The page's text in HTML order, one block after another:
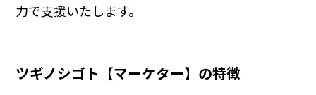
力で支援いたします。
ツギノシゴト【マーケター】の特徴